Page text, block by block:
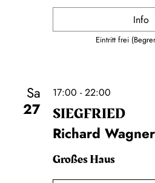
Info
Eintritt frei
Sa
27
17:00 - 22:00
SIEG­FRIED
Richard Wagner
Großes Haus